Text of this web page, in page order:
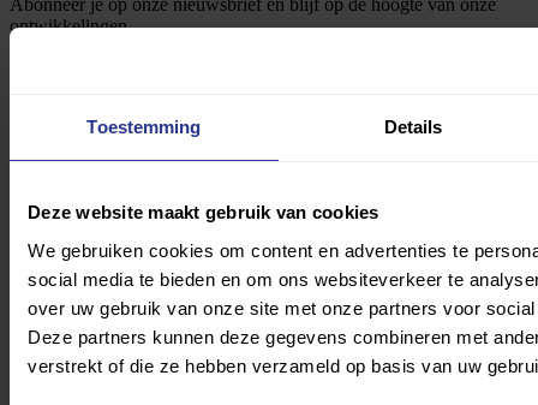
Toestemming Details
Deze website maakt gebruik van cookies
We gebruiken cookies om content en advertenties te
social media te bieden en om ons websiteverkeer te
over uw gebruik van onze site met onze partners voor
Deze partners kunnen deze gegevens combineren met
verstrekt of die ze hebben verzameld op basis van uw
Abonneer je op onze nieuwsbrief en blijf op de hoogte van onze
ontwikkelingen.
Verzenden